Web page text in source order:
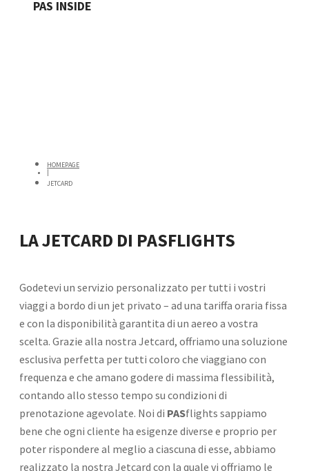
PAS INSIDE
HOMEPAGE
|
JETCARD
LA JETCARD DI PASFLIGHTS
Godetevi un servizio personalizzato per tutti i vostri
viaggi a bordo di un jet privato – ad una tariffa oraria fissa
e con la disponibilità garantita di un aereo a vostra
scelta. Grazie alla nostra Jetcard, offriamo una soluzione
esclusiva perfetta per tutti coloro che viaggiano con
frequenza e che amano godere di massima flessibilità,
contando allo stesso tempo su condizioni di
prenotazione agevolate. Noi di PASflights sappiamo
bene che ogni cliente ha esigenze diverse e proprio per
poter rispondere al meglio a ciascuna di esse, abbiamo
realizzato la nostra Jetcard con la quale vi offriamo le